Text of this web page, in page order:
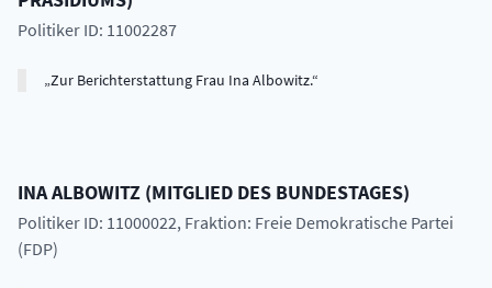
Politiker ID: 11002287
Zur Berichterstattung Frau Ina Albowitz.
INAALBOWITZ (MITGLIED DES BUNDESTAGES)
Politiker ID: 11000022, Fraktion: Freie Demokratische Partei
(FDP)